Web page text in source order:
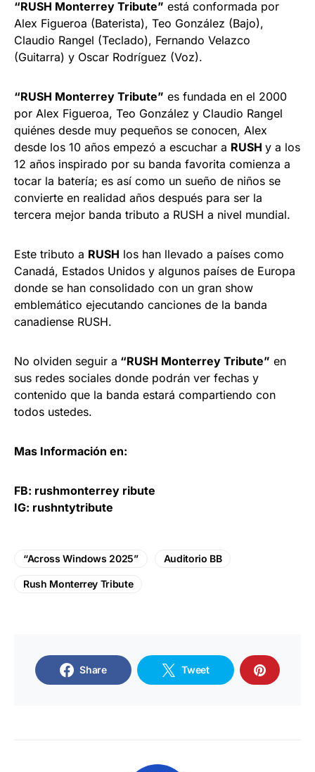
“RUSH Monterrey Tribute” está conformada por
Alex Figueroa (Baterista), Teo González (Bajo),
Claudio Rangel (Teclado), Fernando Velazco
(Guitarra) y Oscar Rodríguez (Voz).
“RUSH Monterrey Tribute” es fundada en el 2000
por Alex Figueroa, Teo González y Claudio Rangel
quiénes desde muy pequeños se conocen, Alex
desde los 10 años empezó a escuchar a RUSH y a los
12 años inspirado por su banda favorita comienza a
tocar la batería; es así como un sueño de niños se
convierte en realidad años después para ser la
tercera mejor banda tributo a RUSH a nivel mundial.
Este tributo a RUSH los han llevado a países como
Canadá, Estados Unidos y algunos países de Europa
donde se han consolidado con un gran show
emblemático ejecutando canciones de la banda
canadiense RUSH.
No olviden seguir a “RUSH Monterrey Tribute” en
sus redes sociales donde podrán ver fechas y
contenido que la banda estará compartiendo con
todos ustedes.
Mas Información en:
FB: rushmonterrey ribute
IG: rushntytribute
“Across Windows 2025” Auditorio BB
Rush Monterrey Tribute
Share Tweet